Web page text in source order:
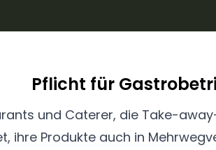
Pflicht für
und Caterer, die Take-
ihre Produkte auch in